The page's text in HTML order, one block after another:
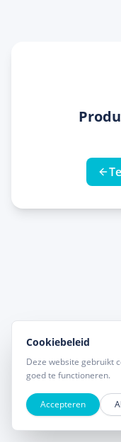
Cookiebeleid
Deze website gebruikt
goed te functioneren.
Accepteren